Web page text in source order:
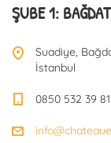
ŞUBE 1:
Suadiye,
İstanbul
0850 532 39 81